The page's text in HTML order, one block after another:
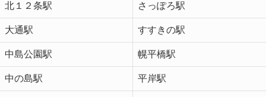
北１２条駅 さっぽろ駅
大通駅 すすきの駅
中島公園駅 幌平橋駅
中の島駅 平岸駅